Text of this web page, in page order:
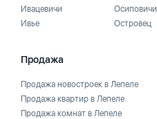
Ивацевичи
Ивье
Осиповичи
Островец
Продажа
Продажа новостроек в Лепеле
Продажа квартир в Лепеле
Продажа комнат в Лепеле